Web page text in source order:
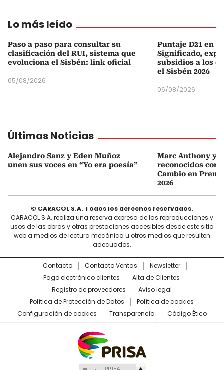
Lo más leído
Paso a paso para consultar su
clasificación del RUI, sistema que
evoluciona el Sisbén: link oficial
05/08/2026
Puntaje D21 en
Significado,
subsidios a los
el Sisbén 2026
06/08/2026
Últimas Noticias
Alejandro Sanz y Eden Muñoz
unen sus voces en “Yo era poesía”
Marc Anthony y
reconocidos
Cambio en
2026
© CARACOL S.A. Todos los derechos reservados.
CARACOL S.A. realiza una reserva expresa de las reproducciones y
usos de las obras y otras prestaciones accesibles desde este sitio
web a medios de lectura mecánica u otros medios que resulten
adecuados.
Contacto Contacto Ventas
Newsletter
Pago electrónico clientes
Alta de Clientes
Registro de proveedores
Aviso legal
Política de Protección de Datos
Política de cookies
Configuración de cookies
Transparencia Código Ético